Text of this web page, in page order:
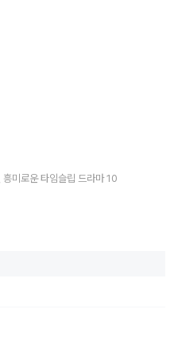
미로운 타임슬립 드라마 10